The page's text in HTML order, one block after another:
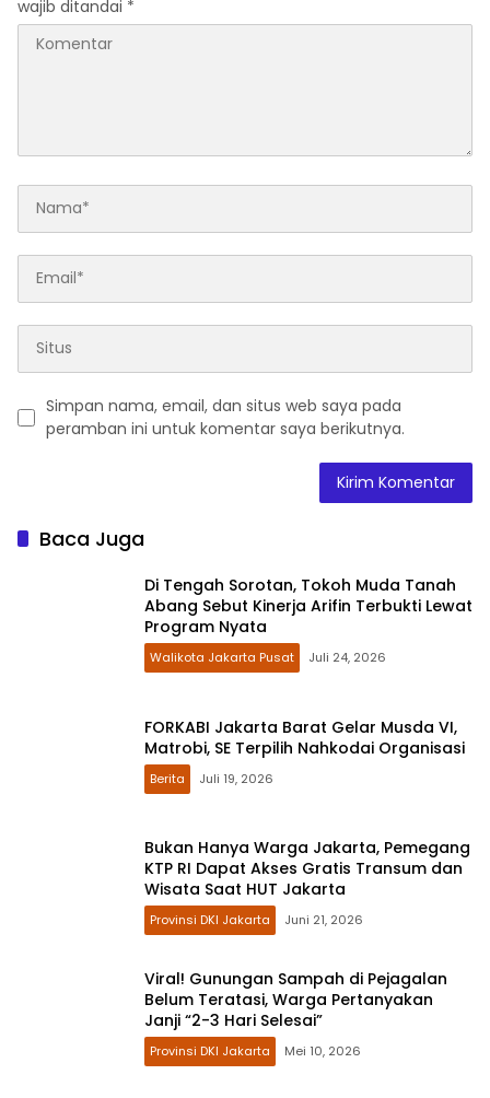
wajib ditandai *
Simpan nama, email, dan situs web saya pada
peramban ini untuk komentar saya berikutnya.
Baca Juga
Di Tengah Sorotan, Tokoh Muda Tanah
Abang Sebut Kinerja Arifin Terbukti Lewat
Program Nyata
Walikota Jakarta Pusat Juli 24, 2026
FORKABI Jakarta Barat Gelar Musda VI,
Matrobi, SE Terpilih Nahkodai Organisasi
Berita Juli 19, 2026
Bukan Hanya Warga Jakarta, Pemegang
KTP RI Dapat Akses Gratis Transum dan
Wisata Saat HUT Jakarta
Provinsi DKI Jakarta Juni 21, 2026
Viral! Gunungan Sampah di Pejagalan
Belum Teratasi, Warga Pertanyakan
Janji “2-3 Hari Selesai”
Provinsi DKI Jakarta Mei 10, 2026